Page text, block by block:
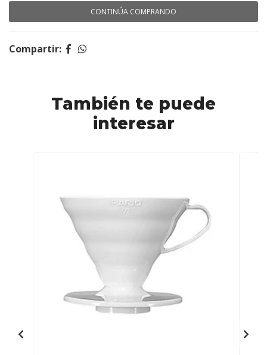
CONTINÚA COMPRANDO
Compartir:
También te puede
interesar